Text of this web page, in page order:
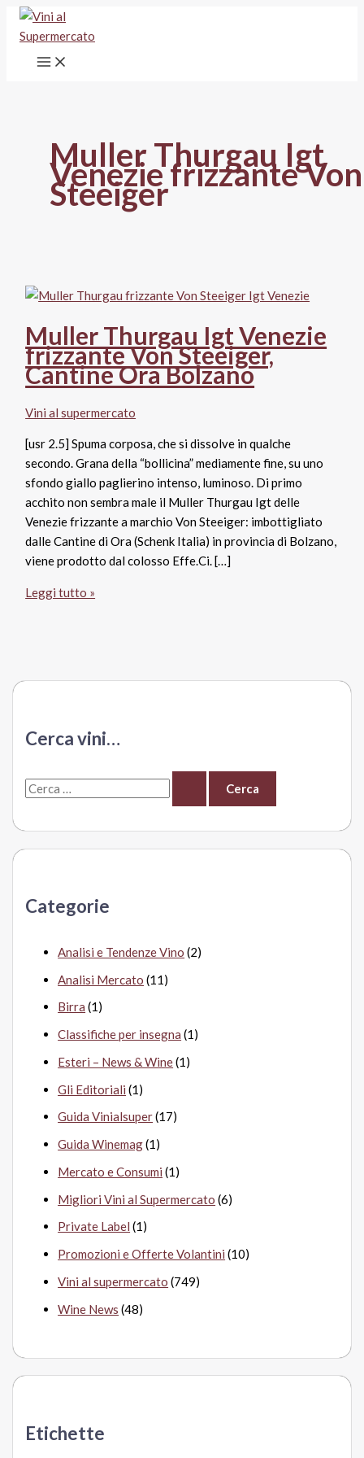
Vai
contenuto
Muller Thurgau Igt
Venezie frizzante Von
Steeiger
Muller Thurgau Igt Venezie
frizzante Von Steeiger,
Cantine Ora Bolzano
Vini al supermercato
[usr 2.5] Spuma corposa, che si dissolve in qualche
secondo. Grana della “bollicina” mediamente fine, su uno
sfondo giallo paglierino intenso, luminoso. Di primo
acchito non sembra male il Muller Thurgau Igt delle
Venezie frizzante a marchio Von Steeiger: imbottigliato
dalle Cantine di Ora (Schenk Italia) in provincia di Bolzano,
viene prodotto dal colosso Effe.Ci. […]
Muller
Cantine
Ora
Leggi tutto »
Cerca vini…
C
r
:Categorie
Analisi e Tendenze Vino (2)
Analisi Mercato (11)
Birra (1)
Classifiche per insegna (1)
Esteri – News & Wine(1)
Gli Editoriali (1)
Guida Vinialsuper(17)
Guida Winemag(1)
Mercato e Consumi (1)
Migliori Vini al Supermercato (6)
Private Label (1)
Promozioni e Offerte Volantini (10)
Vini al supermercato (749)
Wine News (48)
Etichette